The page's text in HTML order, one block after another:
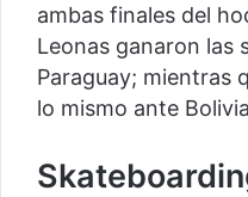
ambas finales del
Leonas ganaron las
Paraguay; mientras
lo mismo ante